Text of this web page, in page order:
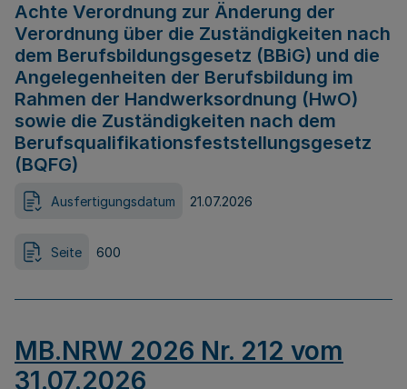
Achte Verordnung zur Änderung der
Verordnung über die Zuständigkeiten nach
dem Berufsbildungsgesetz (BBiG) und die
Angelegenheiten der Berufsbildung im
Rahmen der Handwerksordnung (HwO)
sowie die Zuständigkeiten nach dem
Berufsqualifikationsfeststellungsgesetz
(BQFG)
Ausfertigungsdatum 21.07.2026
Seite 600
MB.NRW 2026 Nr. 212 vom
31.07.2026